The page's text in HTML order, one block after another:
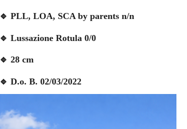
🔹 PLL, LOA, SCA by parents n/n
🔹 Lussazione Rotula 0/0
🔹 28 cm
🔹 D.o. B. 02/03/2022